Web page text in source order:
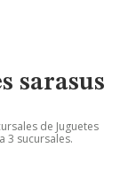
sarasus
de Juguetes
3 sucursales.